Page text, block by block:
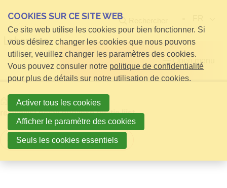
Open menu
Homeinfos pour Visiteurs
relatielijst detail publieke relatie lijst
Retour à la vue d'ensemble
COOKIES SUR CE SITE WEB
Ce site web utilise les cookies pour bien fonctionner. Si
vous désirez changer les cookies que nous pouvons
utiliser, veuillez changer les paramètres des cookies.
Vous pouvez consuler notre politique de confidentialité
pour plus de détails sur notre utilisation de cookies.
Activer tous les cookies
Afficher le paramètre des cookies
Seuls les cookies essentiels